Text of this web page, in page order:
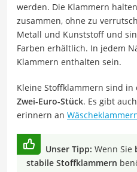
werden. Die Klammern
zusammen, ohne zu
Metall und Kunststoff und
Farben erhältlich. In jedem
Klammern enthalten sein.
Kleine Stoffklammern sind in
Zwei-Euro-Stück. Es gibt
erinnern an
Unser Tipp: Wenn Sie
stabile Stoffklammern